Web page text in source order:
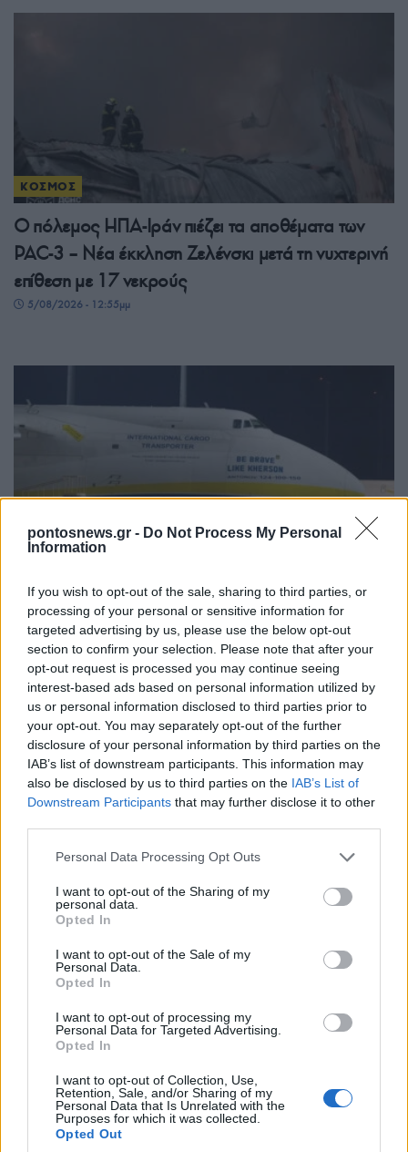
pontosnews.gr - Do Not Process My Personal
Information
If you wish to opt-out of the sale, sharing to third parties, or
processing of your personal or sensitive information for
targeted advertising by us, please use the below opt-out
section to confirm your selection. Please note that after your
opt-out request is processed you may continue seeing
interest-based ads based on personal information utilized by
us or personal information disclosed to third parties prior to
your opt-out. You may separately opt-out of the further
disclosure of your personal information by third parties on the
IAB’s list of downstream participants. This information may
also be disclosed by us to third parties on the IAB’s List of
Downstream Participants that may further disclose it to other
Please note that this website/app uses one or more Google
not limited to your visit or usage behaviour. You may click to
grant or deny consent to Google and its third-party tags to
use your data for below specified purposes in below Google
consent section.
Personal Data Processing Opt Outs
I want to opt-out of the Sharing of my
personal data.
Opted In
I want to opt-out of the Sale of my
Personal Data.
Opted In
I want to opt-out of processing my
Personal Data for Targeted Advertising.
Opted In
I want to opt-out of Collection, Use,
Retention, Sale, and/or Sharing of my
Personal Data that Is Unrelated with the
Purposes for which it was collected.
Opted Out
ΚΟΣΜΟΣ
Ο πόλεμος ΗΠΑ-Ιράν πιέζει τα αποθέματα των
PAC-3 – Νέα έκκληση Ζελένσκι μετά τη νυχτερινή
επίθεση με 17 νεκρούς
5/08/2026 - 12:55μμ
ΚΟΣΜΟΣ
ουκρανικό αεροσκάφος – Έκτακτη προσγείωση
cargo της DHL
5/08/2026 - 12:31μμ
ΚΟΣΜΟΣ
Αργεντινή-Βραζιλία: Στα άκρα η διπλωματική
κρίση – Αποχωρούν οι πρεσβευτές
5/08/2026 - 11:45πμ